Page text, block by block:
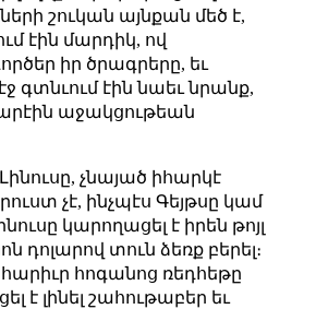
շուկան այնքան մեծ է,
էին մարդիկ, ով
իր ծրագրերը, եւ
գտնւում էին նաեւ նրանք,
աջակցութեան
չնայած իհարկէ
չէ, ինչպէս Գեյթսը կամ
կարողացել է իրեն թոյլ
դոլարով տուն ձեռք բերել։
հարիւր հոգանոց ռեդհեթը
է լինել շահութաբեր եւ